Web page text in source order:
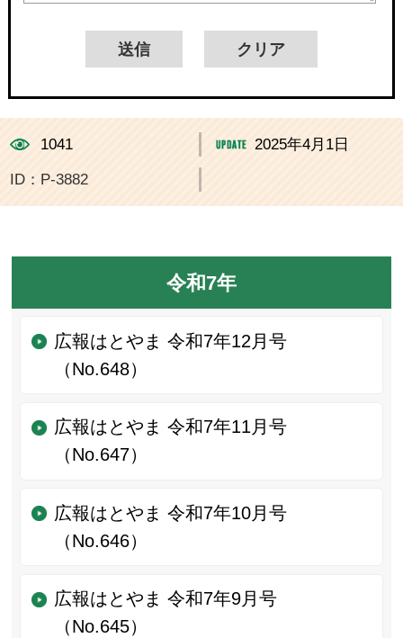
1041 2025年4月1日
ID：P-3882
令和7年
広報はとやま 令和7年12月号
（No.648）
広報はとやま 令和7年11月号
（No.647）
広報はとやま 令和7年10月号
（No.646）
広報はとやま 令和7年9月号
（No.645）